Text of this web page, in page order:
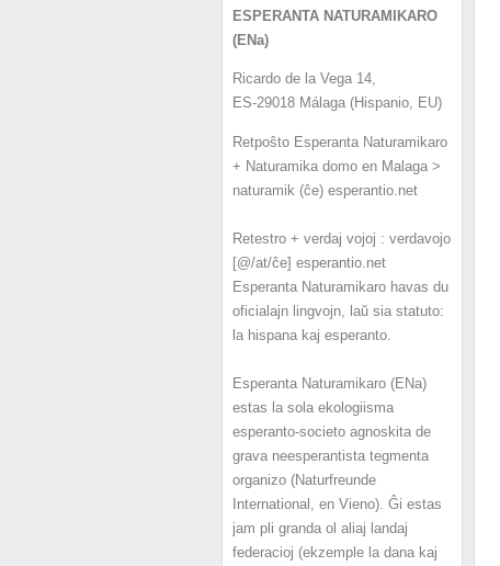
ESPERANTA NATURAMIKARO
(ENa)
Ricardo de la Vega 14,
ES-29018 Málaga (Hispanio, EU)
Retpoŝto Esperanta Naturamikaro
+ Naturamika domo en Malaga >
naturamik (ĉe) esperantio.net
Retestro + verdaj vojoj : verdavojo
[@/at/ĉe] esperantio.net
Esperanta Naturamikaro havas du
oficialajn lingvojn, laŭ sia statuto:
la hispana kaj esperanto.
Esperanta Naturamikaro (ENa)
estas la sola ekologiisma
esperanto-societo agnoskita de
grava neesperantista tegmenta
organizo (Naturfreunde
International, en Vieno). Ĝi estas
jam pli granda ol aliaj landaj
federacioj (ekzemple la dana kaj